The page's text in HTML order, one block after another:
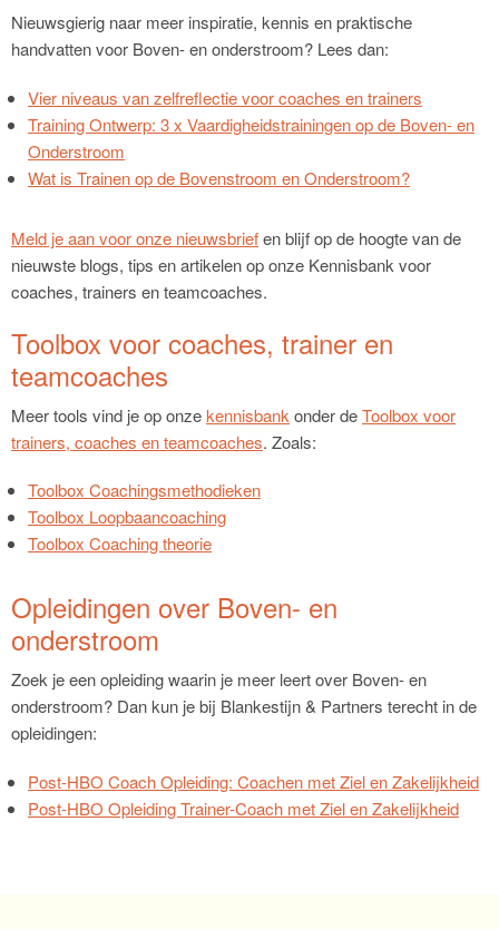
Nieuwsgierig naar meer inspiratie, kennis en praktische
handvatten voor Boven- en onderstroom? Lees dan:
Vier niveaus van zelfreflectie voor coaches en trainers
Training Ontwerp: 3 x Vaardigheidstrainingen op de Boven- en
Onderstroom
Wat is Trainen op de Bovenstroom en Onderstroom?
Meld je aan voor onze nieuwsbriefen blijf op de hoogte van de
nieuwste blogs, tips en artikelen op onze Kennisbank voor
coaches, trainers en teamcoaches.
Toolbox voor coaches, trainer en
teamcoaches
Meer tools vind je op onzekennisbank onder deToolbox voor
trainers, coaches en teamcoaches. Zoals:
Toolbox Coachingsmethodieken
Toolbox Loopbaancoaching
Toolbox Coaching theorie
Opleidingen over Boven- en
onderstroom
Zoek je een opleiding waarin je meer leert over Boven- en
onderstroom? Dan kun je bij Blankestijn & Partners terecht in de
opleidingen:
Post-HBO Coach Opleiding: Coachen met Ziel en Zakelijkheid
Post-HBO Opleiding Trainer-Coach met Ziel en Zakelijkheid